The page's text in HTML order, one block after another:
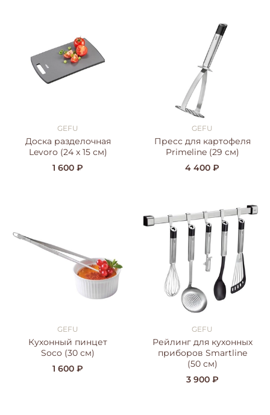
GEFU
Доска разделочная
Levoro (24 x 15 см)
1 600 ₽
GEFU
Пресс для картофеля
Primeline (29 см)
4 400 ₽
GEFU
Кухонный пинцет
Soco (30 см)
1 600 ₽
GEFU
Рейлинг для кухонных
приборов Smartline
(50 см)
3 900 ₽